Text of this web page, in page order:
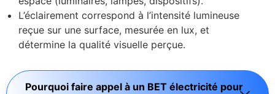
L’éclairement correspond à l’intensité lumineuse
reçue sur une surface, mesurée en lux, et
détermine la qualité visuelle perçue.
Pourquoi faire appel à un BET électricité pour